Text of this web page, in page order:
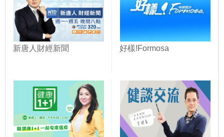
新唐人財經新聞 好樣!Formosa